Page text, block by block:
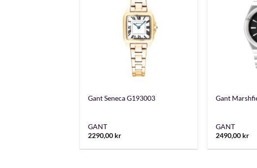
Gant Seneca G193003
GANT
2290,00 kr
Gant
GANT
2490,00 kr